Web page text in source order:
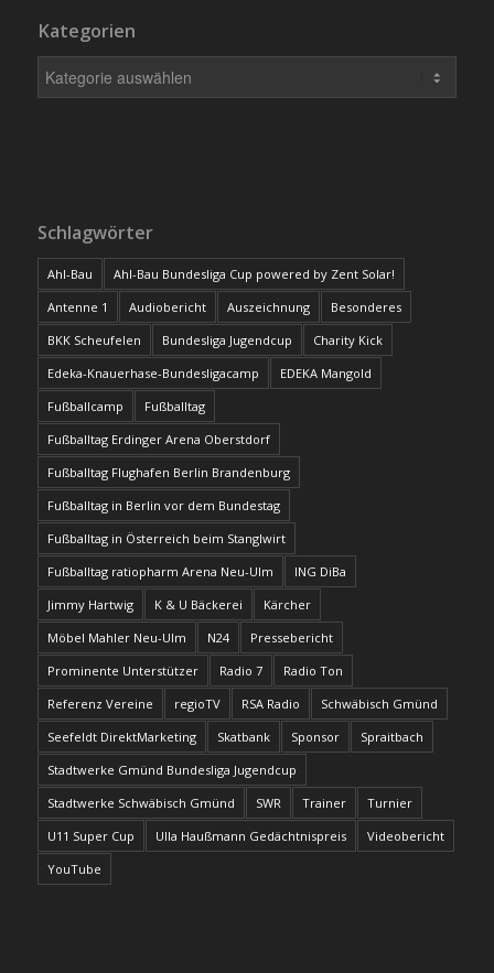
Kategorien
Schlagwörter
Ahl-Bau
Ahl-Bau Bundesliga Cup powered by Zent Solar!
Antenne 1
Audiobericht Auszeichnung
Besonderes
BKK Scheufelen
Bundesliga Jugendcup
Charity Kick
Edeka-Knauerhase-Bundesligacamp
EDEKA Mangold
Fußballcamp
Fußballtag
Fußballtag Erdinger Arena Oberstdorf
Fußballtag Flughafen Berlin Brandenburg
Fußballtag in Berlin vor dem Bundestag
Fußballtag in Österreich beim Stanglwirt
Fußballtag ratiopharm Arena Neu-Ulm
ING DiBa
Jimmy Hartwig
K & U Bäckerei
Kärcher
Möbel Mahler Neu-Ulm
N24
Pressebericht
Prominente Unterstützer
Radio 7
Radio Ton
Referenz Vereine
regioTV RSA Radio
Schwäbisch Gmünd
Seefeldt DirektMarketing
Skatbank Sponsor
Spraitbach
Stadtwerke Gmünd Bundesliga Jugendcup
Stadtwerke Schwäbisch Gmünd
SWR Trainer
Turnier
U11 Super Cup
Ulla Haußmann Gedächtnispreis
Videobericht
YouTube